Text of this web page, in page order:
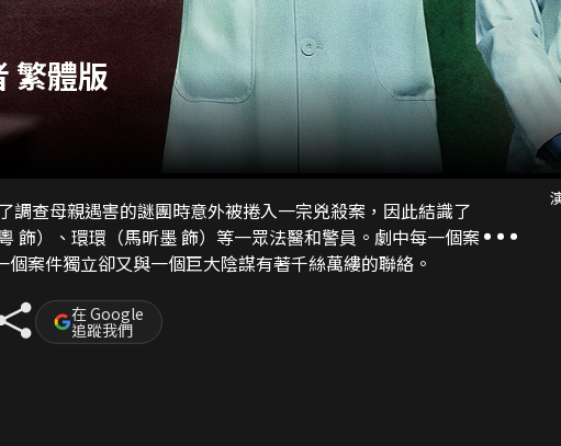
繁體版
調查母親遇害的謎團時意外被捲入一宗兇殺案，因此結識了
飾）、環環（馬昕墨 飾）等一眾法醫和警員。劇中每一個案
案件獨立卻又與一個巨大陰謀有著千絲萬縷的聯絡。
在 Google
追蹤我們